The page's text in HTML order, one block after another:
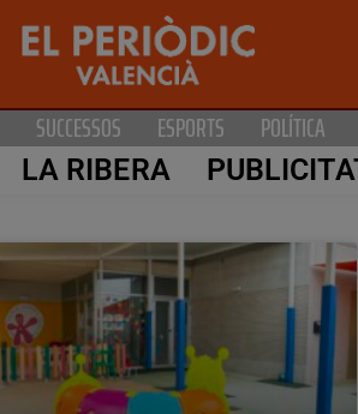
SUCCESSOS ESPORTS POLÍTICA
LA RIBERA